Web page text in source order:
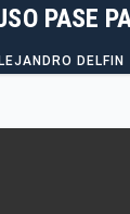
PASE
DELFIN